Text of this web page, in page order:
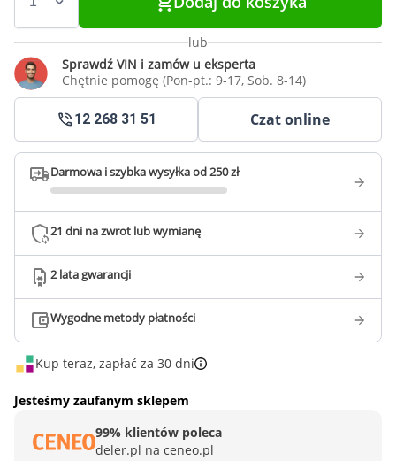
lub
Sprawdź VIN i zamów u eksperta
Chętnie pomogę (Pon-pt.: 9-17, Sob. 8-14)
12 268 31 51 Czat online
Darmowa i szybka wysyłka od 250 zł
21 dni na zwrot lub wymianę
2 lata gwarancji
Wygodne metody płatności
Kup teraz, zapłać za 30 dni
Jesteśmy zaufanym sklepem
99% klientów poleca
deler.pl na ceneo.pl